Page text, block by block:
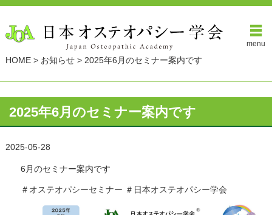
menu
HOME> お知らせ> 2025年6月のセミナー案内です
2025年6月のセミナー案内です
2025-05-28
6月のセミナー案内です
＃オステオパシーセミナー ＃日本オステオパシー学会